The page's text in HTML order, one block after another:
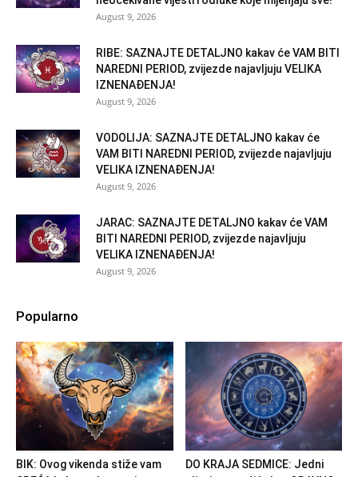
August 9, 2026
RIBE: SAZNAJTE DETALJNO kakav će VAM BITI
NAREDNI PERIOD, zvijezde najavljuju VELIKA
IZNENAĐENJA!
August 9, 2026
VODOLIJA: SAZNAJTE DETALJNO kakav će
VAM BITI NAREDNI PERIOD, zvijezde najavljuju
VELIKA IZNENAĐENJA!
August 9, 2026
JARAC: SAZNAJTE DETALJNO kakav će VAM
BITI NAREDNI PERIOD, zvijezde najavljuju
VELIKA IZNENAĐENJA!
August 9, 2026
Popularno
BIK: Ovog vikenda stiže vam
DO KRAJA SEDMICE: Jedni